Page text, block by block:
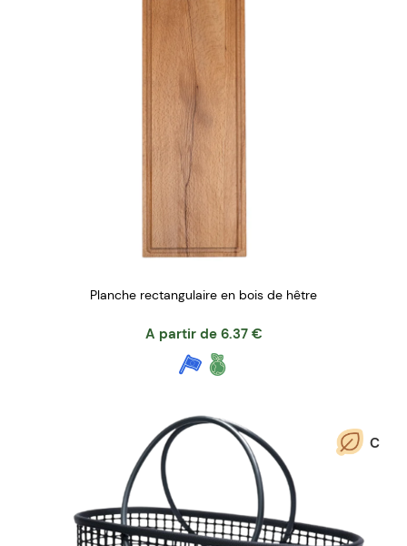
Planche rectangulaire en bois de hêtre
A partir de 6.37 €
C